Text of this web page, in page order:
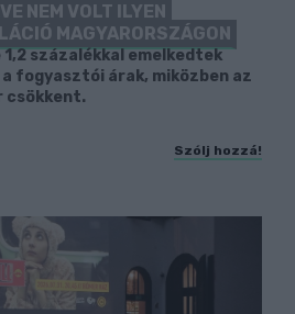
NEM VOLT ILYEN
MAGYARORSZÁGON
százalékkal emelkedtek
fogyasztói árak, miközben az
csökkent.
Szólj hozzá!